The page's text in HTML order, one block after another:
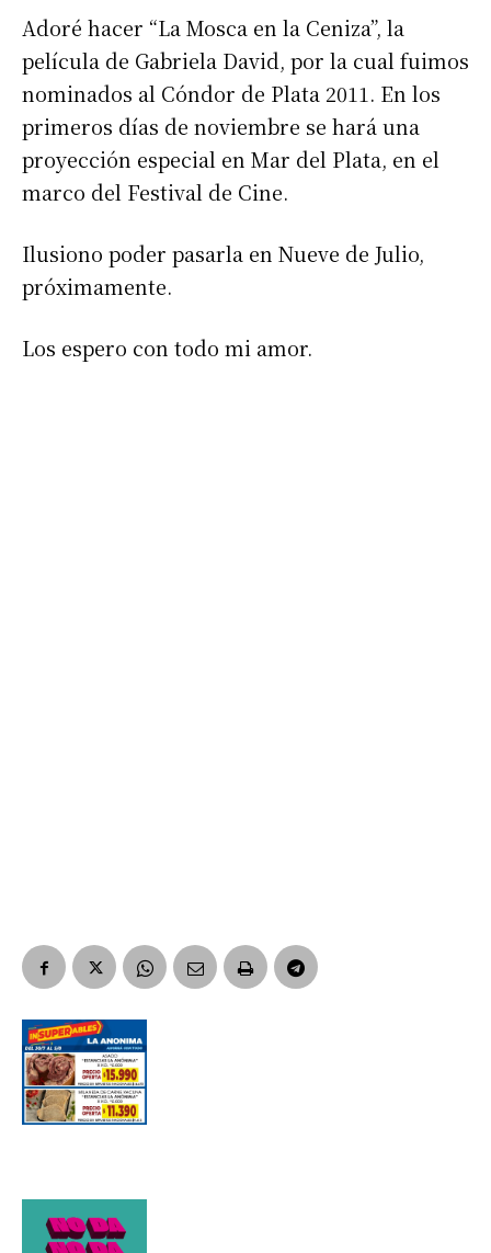
Adoré hacer “La Mosca en la Ceniza”, la
película de Gabriela David, por la cual fuimos
nominados al Cóndor de Plata 2011. En los
primeros días de noviembre se hará una
proyección especial en Mar del Plata, en el
marco del Festival de Cine.
Ilusiono poder pasarla en Nueve de Julio,
próximamente.
Los espero con todo mi amor.